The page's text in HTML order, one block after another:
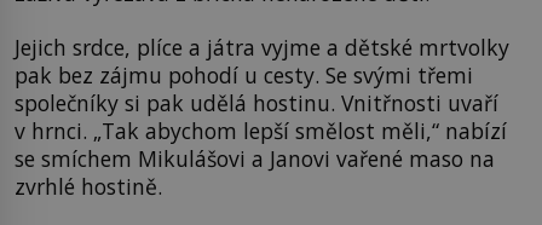
Jejich srdce, plíce a játra vyjme a dětské mrtvolky
pak bez zájmu pohodí u cesty. Se svými třemi
společníky si pak udělá hostinu. Vnitřnosti uvaří
v hrnci. „Tak abychom lepší smělost měli,“ nabízí
se smíchem Mikulášovi a Janovi vařené maso na
zvrhlé hostině.